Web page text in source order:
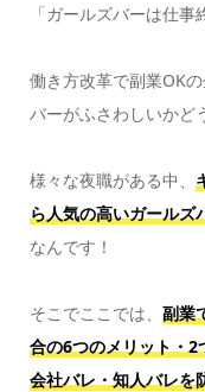
「ガールズバーは仕事
働き方改革で副業OK
バーがふさわしいかど
様々な夜職がある中、
ら人気の高いガールズ
なんです！
そこでここでは、 副業
合の6つのメリット・
会社バレ・知人バレを